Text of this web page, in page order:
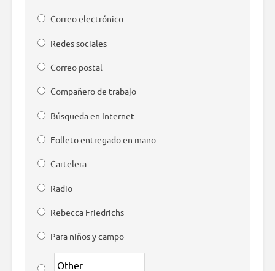
Correo electrónico
Redes sociales
Correo postal
Compañero de trabajo
Búsqueda en Internet
Folleto entregado en mano
Cartelera
Radio
Rebecca Friedrichs
Para niños y campo